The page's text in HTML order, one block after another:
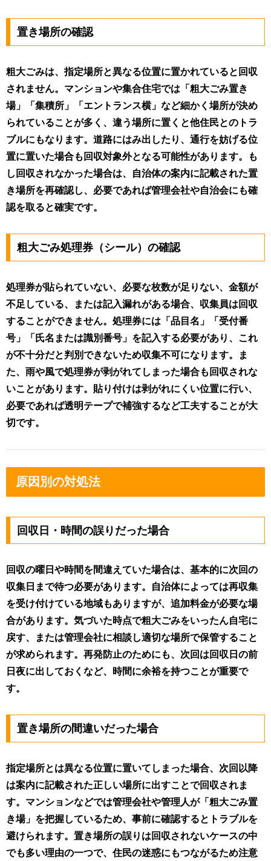
置き場所の確認
粗大ごみは、指定場所と異なる位置に置かれていると回収
されません。マンションや集合住宅では「粗大ごみ置き
場」「集積所」「エントランス横」など細かく場所が決め
られていることが多く、違う場所に置くと他住民とのトラ
ブルにもなります。道路にはみ出したり、通行を妨げる位
置に置いた場合も回収対象外となる可能性があります。も
し回収されなかった場合は、自治体の案内に記載された置
き場所を再確認し、必要であれば管理会社や自治会にも確
認を取ると確実です。
粗大ごみ処理券（シール）の確認
処理券が貼られていない、必要な枚数が足りない、金額が
不足している、または記入漏れがある場合、収集員は回収
することができません。処理券には「品目名」「受付番
号」「氏名または識別番号」を記入する必要があり、これ
が不十分だと判別できないため収集不可になります。ま
た、雨や風で処理券が剥がれてしまった場合も回収されな
いことがあります。貼り付けは剥がれにくい位置に行い、
必要であれば透明テープで補強するなど工夫することが大
切です。
原因別の対処法
回収日・時間の誤りだった場合
回収の曜日や時間を間違えていた場合は、基本的に次回の
収集日まで待つ必要があります。自治体によっては再収集
を受け付けている地域もありますが、追加料金が必要な場
合があります。気づいた時点で粗大ごみをいったん自宅に
戻す、または管理会社に相談し適切な場所で保管すること
が求められます。再発防止のためにも、次回は回収日の前
日夜に出しておくなど、時間に余裕を持つことが重要で
す。
置き場所の間違いだった場合
指定場所とは異なる位置に置いてしまった場合、次回以降
は案内に記載された正しい場所に出すことで回収されま
す。マンションなどでは管理会社や管理人が「粗大ごみ置
き場」を把握しているため、事前に確認するとトラブルを
避けられます。置き場所の誤りは回収されないケースの中
でも多い理由の一つで、住民の迷惑にもつながるため注意